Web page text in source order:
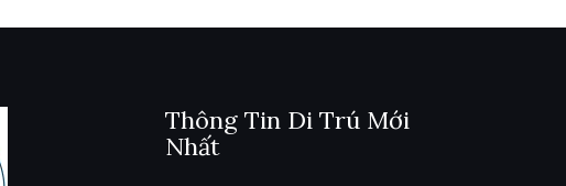
Thông Tin Di Trú Mới
Nhất